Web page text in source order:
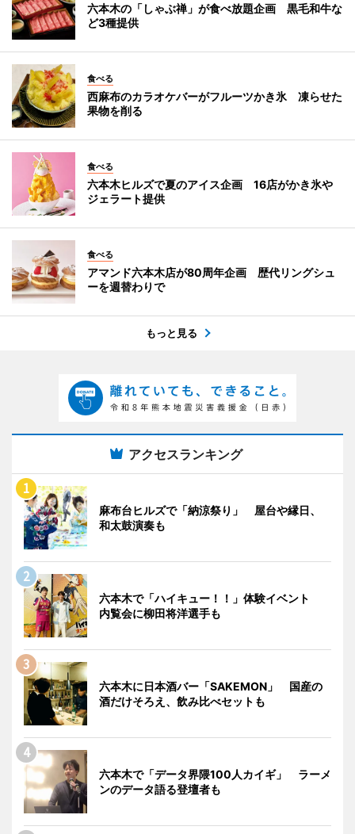
六本木の「しゃぶ禅」が食べ放題企画 黒毛和牛な
ど3種提供
食べる
西麻布のカラオケバーがフルーツかき氷 凍らせた
果物を削る
食べる
六本木ヒルズで夏のアイス企画 16店がかき氷や
ジェラート提供
食べる
アマンド六本木店が80周年企画 歴代リングシュ
ーを週替わりで
もっと見る
アクセスランキング
麻布台ヒルズで「納涼祭り」 屋台や縁日、
和太鼓演奏も
六本木で「ハイキュー！！」体験イベント
内覧会に柳田将洋選手も
六本木に日本酒バー「SAKEMON」 国産の
酒だけそろえ、飲み比べセットも
六本木で「データ界隈100人カイギ」 ラーメ
ンのデータ語る登壇者も